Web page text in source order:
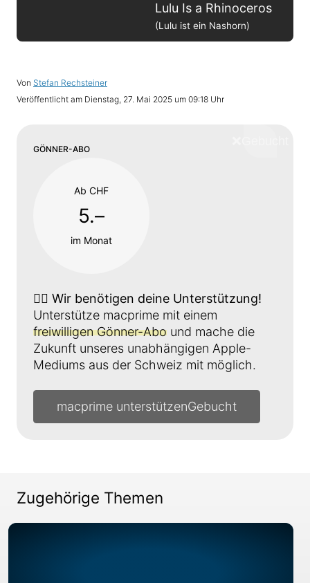
Lulu Is a Rhinoceros
(Lulu ist ein Nashorn)
Von Stefan Rechsteiner
Veröffentlicht am Dienstag, 27. Mai 2025 um 09:18 Uhr
GÖNNER-ABO
Ab CHF
5.–
im Monat
👉🏼 Wir benötigen deine Unterstützung!
Unterstütze macprime mit einem
freiwilligen Gönner-Abo und mache die
Zukunft unseres unabhängigen Apple-
Mediums aus der Schweiz mit möglich.
macprime unterstützen
Zugehörige Themen